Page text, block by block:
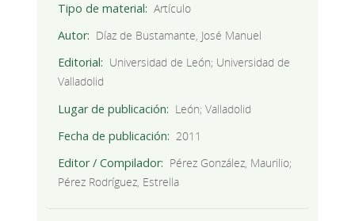
Tipo de material
Artículo
Autor
Díaz de Bustamante, José Manuel
Editorial
Universidad de León; Universidad de
Valladolid
Lugar de publicación
León; Valladolid
Fecha de publicación
2011
Editor / Compilador
Pérez González, Maurilio;
Pérez Rodríguez, Estrella